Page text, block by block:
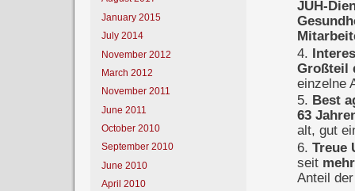
January 2015
July 2014
November 2012
March 2012
November 2011
June 2011
October 2010
September 2010
June 2010
April 2010
JUH-
Großteil
einzelne
Best
63
alt, gut
Treue
seit
Anteil